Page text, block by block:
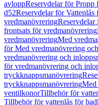
avloppReservdelar för Propp
d52Reservdelar för Vattenlås
vredmanövrering
frontsats för vredmanövrering
vredmanövreringMed
för Med vredmanövrering
vredmanövrering och
för vredmanövrering och
tryckknappsmanövrering
tryckknappsmanövrering
ventilkonorTillbehör för
Tillbehör för vattenlås för